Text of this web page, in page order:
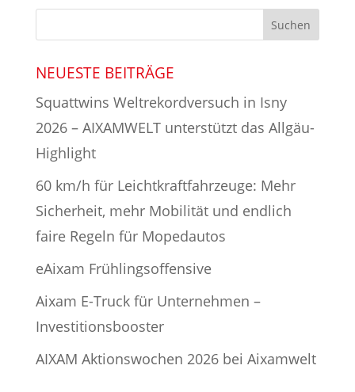
NEUESTE BEITRÄGE
Squattwins Weltrekordversuch in Isny
2026 – AIXAMWELT unterstützt das Allgäu-
Highlight
60 km/h für Leichtkraftfahrzeuge: Mehr
Sicherheit, mehr Mobilität und endlich
faire Regeln für Mopedautos
eAixam Frühlingsoffensive
Aixam E-Truck für Unternehmen –
Investitionsbooster
AIXAM Aktionswochen 2026 bei Aixamwelt